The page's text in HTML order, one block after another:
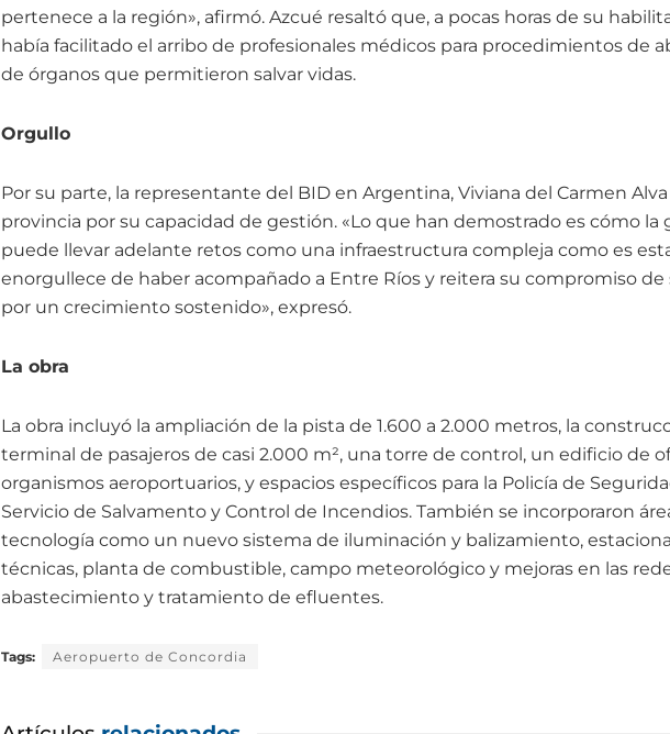
pertenece a la región», afirmó. Azcué resaltó que, a pocas horas de su
había facilitado el arribo de profesionales médicos para procedimientos de
de órganos que permitieron salvar vidas.
Orgullo
Por su parte, la representante del BID en Argentina, Viviana del Carmen
provincia por su capacidad de gestión. «Lo que han demostrado es cómo la
puede llevar adelante retos como una infraestructura compleja como es
enorgullece de haber acompañado a Entre Ríos y reitera su compromiso
por un crecimiento sostenido», expresó.
La obra
La obra incluyó la ampliación de la pista de 1.600 a 2.000 metros, la
terminal de pasajeros de casi 2.000 m², una torre de control, un edificio de
organismos aeroportuarios, y espacios específicos para la Policía de
Servicio de Salvamento y Control de Incendios. También se incorporaron
tecnología como un nuevo sistema de iluminación y balizamiento,
técnicas, planta de combustible, campo meteorológico y mejoras en las
abastecimiento y tratamiento de efluentes.
Tags: Aeropuerto de Concordia